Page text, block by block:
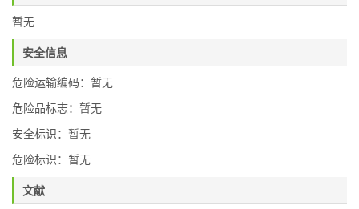
暂无
安全信息
危险运输编码：暂无
危险品标志：暂无
安全标识：暂无
危险标识：暂无
文献